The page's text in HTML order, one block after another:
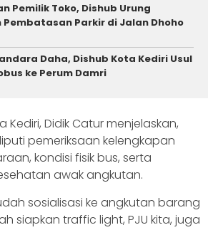
Pemilik Toko, Dishub Urung
Parkir di Jalan Dhoho
Daha, Dishub Kota Kediri Usul
ke Perum Damri
Kediri, Didik Catur menjelaskan,
pemeriksaan kelengkapan
kondisi fisik bus, serta
awak angkutan.
sosialisasi ke angkutan barang
siapkan traffic light, PJU kita, juga